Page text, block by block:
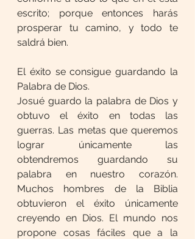
escrito; porque entonces harás
prosperar tu camino, y todo te
saldrá bien.
El éxito se consigue guardando la
Palabra de Dios.
Josué guardo la palabra de Dios y
obtuvo el éxito en todas las
guerras. Las metas que queremos
lograr únicamente las
obtendremos guardando su
palabra en nuestro corazón.
Muchos hombres de la Biblia
obtuvieron el éxito únicamente
creyendo en Dios. El mundo nos
propone cosas fáciles que a la